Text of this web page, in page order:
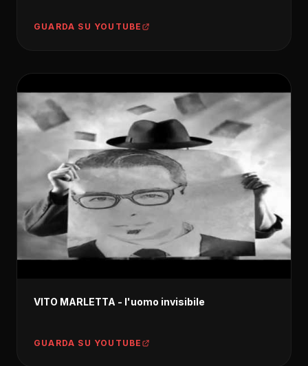
GUARDA SU YOUTUBE
VITO MARLETTA - l'uomo invisibile
GUARDA SU YOUTUBE